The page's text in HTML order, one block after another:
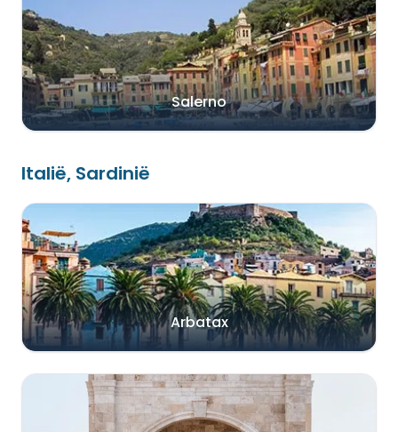
Salerno
Italië, Sardinië
Arbatax